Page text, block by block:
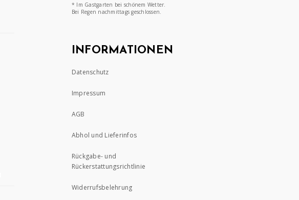
* Im Gastgarten bei schönem Wetter.
Bei Regen nachmittags geschlossen.
INFORMATIONEN
Datenschutz
Impressum
AGB
Abhol und Lieferinfos
Rückgabe- und
Rückerstattungsrichtlinie
Widerrufsbelehrung